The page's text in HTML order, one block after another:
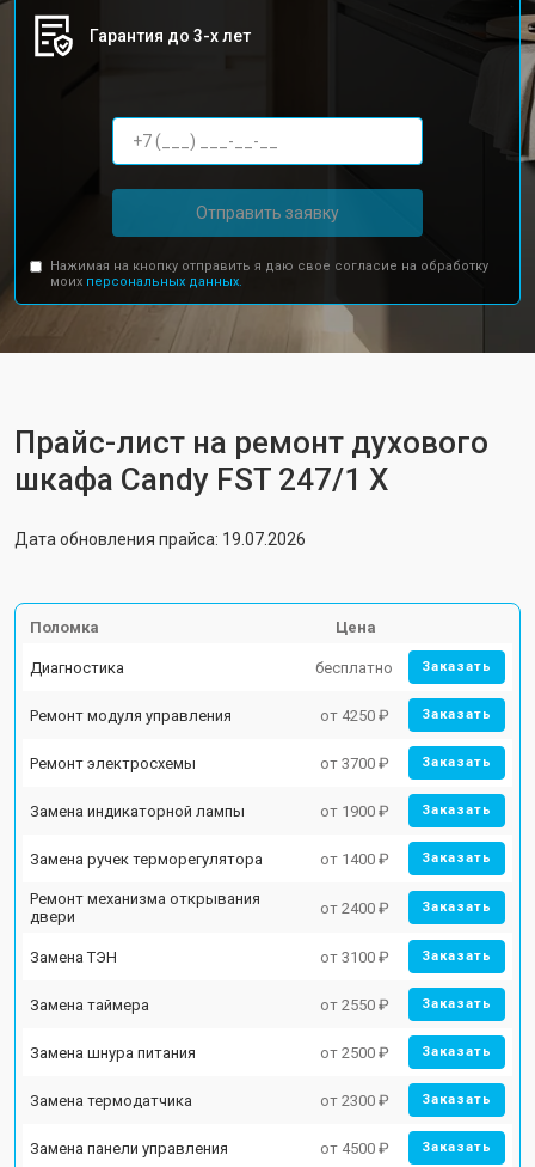
Гарантия до 3-х лет
Отправить заявку
Нажимая на кнопку отправить я даю свое согласие на обработку
моих персональных данных.
Прайс-лист на ремонт духового
шкафа Candy FST 247/1 X
Дата обновления прайса: 19.07.2026
Поломка Цена
Диагностика бесплатно Заказать
Ремонт модуля управления от 4250 ₽ Заказать
Ремонт электросхемы от 3700 ₽ Заказать
Замена индикаторной лампы от 1900 ₽ Заказать
Замена ручек терморегулятора от 1400 ₽ Заказать
Ремонт механизма открывания
двери
от 2400 ₽ Заказать
Замена ТЭН от 3100 ₽ Заказать
Замена таймера от 2550 ₽ Заказать
Замена шнура питания от 2500 ₽ Заказать
Замена термодатчика от 2300 ₽ Заказать
Замена панели управления от 4500 ₽ Заказать